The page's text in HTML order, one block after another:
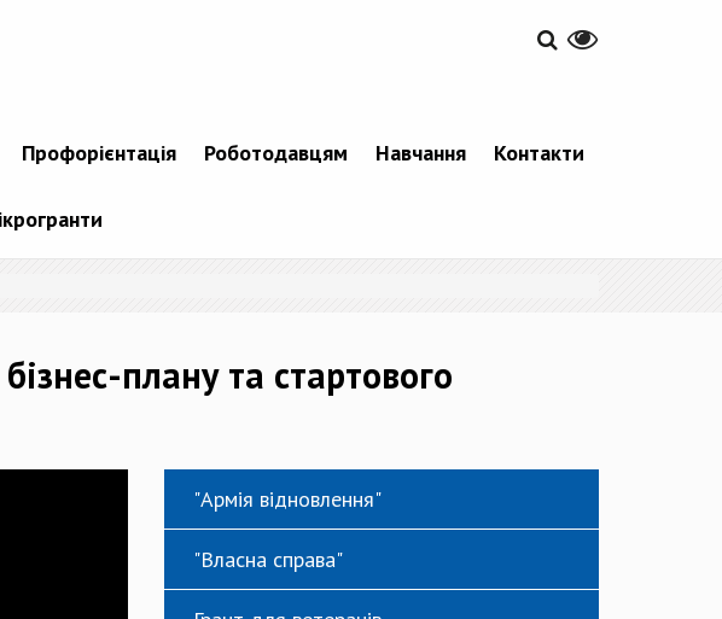
Профорієнтація Роботодавцям Навчання Контакти
плану та стартового
"Армія відновлення"
"Власна справа"